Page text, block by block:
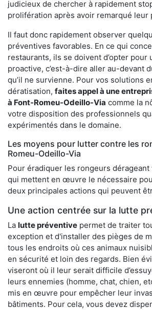
judicieux de chercher à rapidement
prolifération après avoir remarqué leur
Il faut donc rapidement observer
préventives favorables. En ce qui
restaurants, ils se doivent d’opter pour
proactive, c’est-à-dire aller au-devant
qu’il ne survienne. Pour vos solutions
dératisation, faites appel à une
à Font-Romeu-Odeillo-Via comme la
votre disposition des professionnels
expérimentés dans le domaine.
Les moyens pour lutter contre les
Romeu-Odeillo-Via
Pour éradiquer les rongeurs
qui mettent en œuvre le nécessaire
deux principales actions qui peuvent
Une action centrée sur la lutte
La lutte préventive permet de traiter
exception et d'installer des pièges de
tous les endroits où ces animaux
en sécurité et loin des regards. Bien
viseront où il leur serait difficile
leurs ennemies (homme, chat, chien,
mis en œuvre pour empêcher leur
bâtiments. Pour cela, vous devez